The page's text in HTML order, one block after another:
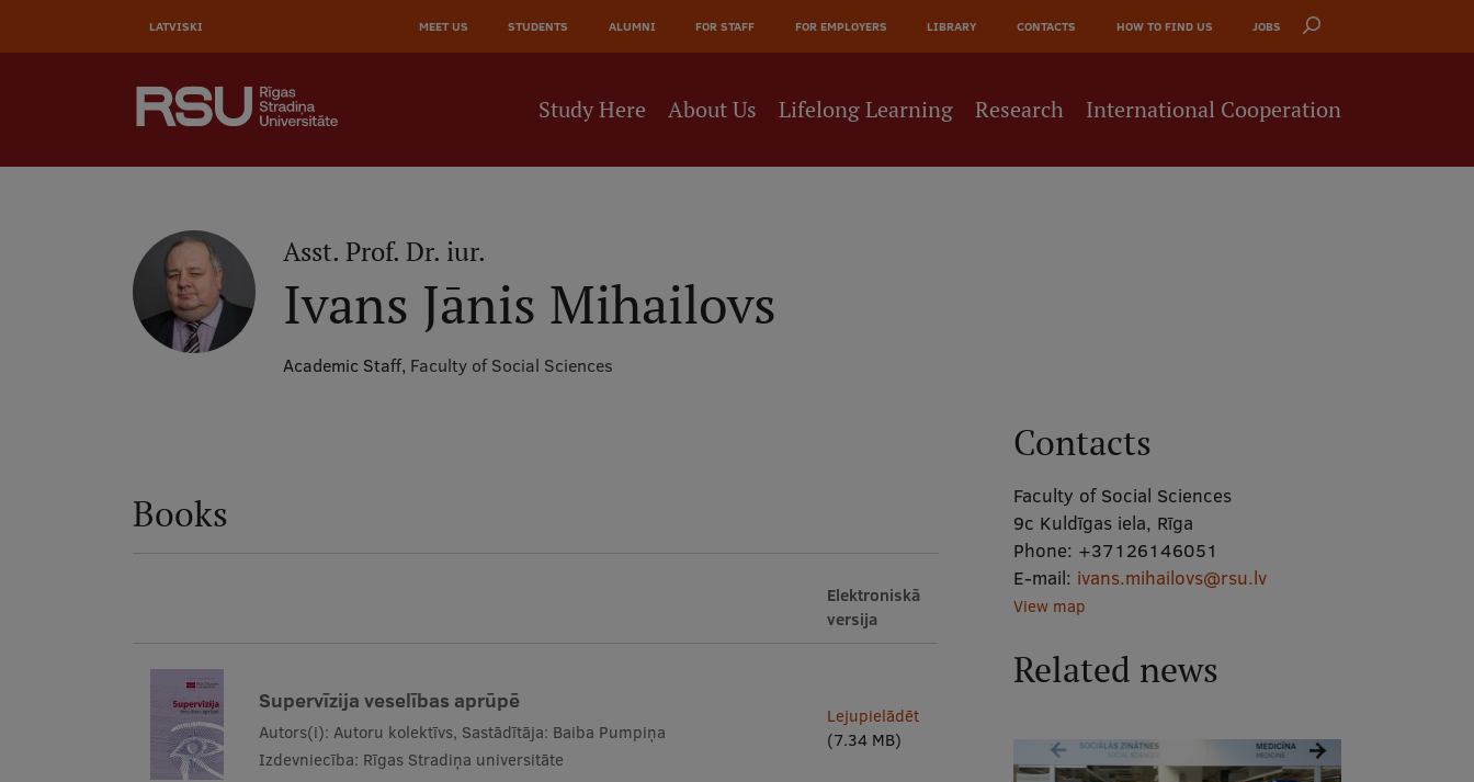
LATVISKI AUGŠĒJĀ
IZVĒLNE
MEET US STUDENTS ALUMNI FOR STAFF FOR EMPLOYERS LIBRARY CONTACTS HOW TO FIND US JOBS
Study Here About Us Lifelong Learning Research International Cooperation
Asst. Prof. Dr. iur.
Ivans Jānis Mihailovs
Academic Staff, Faculty of Social Sciences
Books
Elektroniskā
versija
Supervīzija veselības aprūpē
Autors(i): Autoru kolektīvs, Sastādītāja: Baiba Pumpiņa
Izdevniecība: Rīgas Stradiņa universitāte
Lejupielādēt
(7.34 MB)
Contacts
Faculty of Social Sciences
9c Kuldīgas iela, Rīga
Phone: +37126146051
E-mail: ivans.mihailovs@rsu.lv
View map
Related news